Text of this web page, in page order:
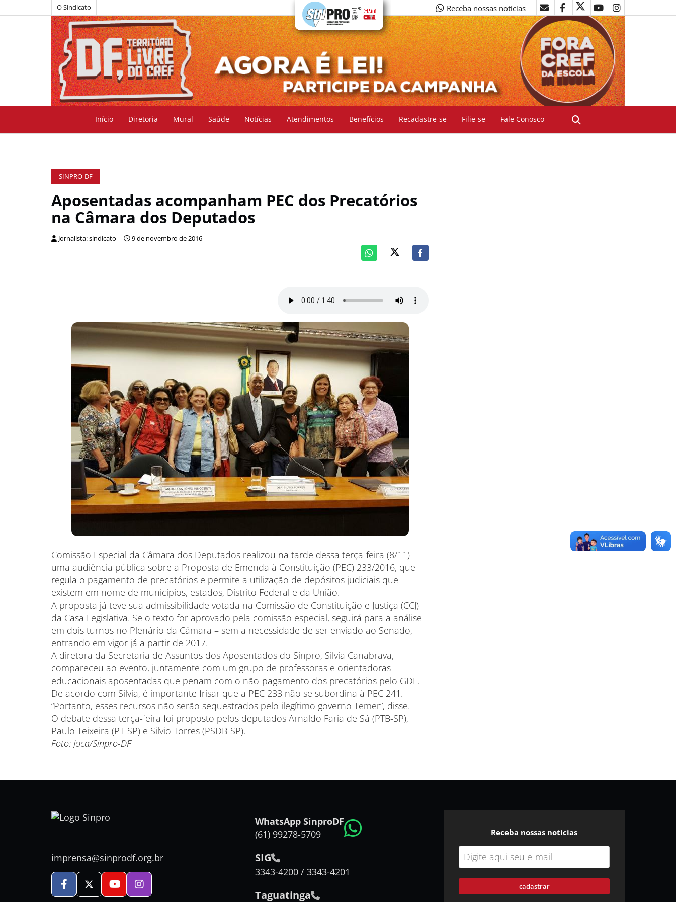
O Sindicato Receba nossas notícias
Início Diretoria Mural Saúde Notícias Atendimentos Benefícios Recadastre-se Filie-se Fale Conosco
SINPRO-DF
Aposentadas acompanham PEC dos Precatórios
na Câmara dos Deputados
Jornalista: sindicato 9 de novembro de 2016
Comissão Especial da Câmara dos Deputados realizou na tarde dessa terça-feira (8/11)
uma audiência pública sobre a Proposta de Emenda à Constituição (PEC) 233/2016, que
regula o pagamento de precatórios e permite a utilização de depósitos judiciais que
existem em nome de municípios, estados, Distrito Federal e da União.
A proposta já teve sua admissibilidade votada na Comissão de Constituição e Justiça (CCJ)
da Casa Legislativa. Se o texto for aprovado pela comissão especial, seguirá para a análise
em dois turnos no Plenário da Câmara – sem a necessidade de ser enviado ao Senado,
entrando em vigor já a partir de 2017.
A diretora da Secretaria de Assuntos dos Aposentados do Sinpro, Silvia Canabrava,
compareceu ao evento, juntamente com um grupo de professoras e orientadoras
educacionais aposentadas que penam com o não-pagamento dos precatórios pelo GDF.
De acordo com Sílvia, é importante frisar que a PEC 233 não se subordina à PEC 241.
“Portanto, esses recursos não serão sequestrados pelo ilegítimo governo Temer”, disse.
O debate dessa terça-feira foi proposto pelos deputados Arnaldo Faria de Sá (PTB-SP),
Paulo Teixeira (PT-SP) e Silvio Torres (PSDB-SP).
Foto: Joca/Sinpro-DF
imprensa@sinprodf.org.br
WhatsApp SinproDF
(61) 99278-5709
SIG
3343-4200 / 3343-4201
Taguatinga
Receba nossas notícias
cadastrar